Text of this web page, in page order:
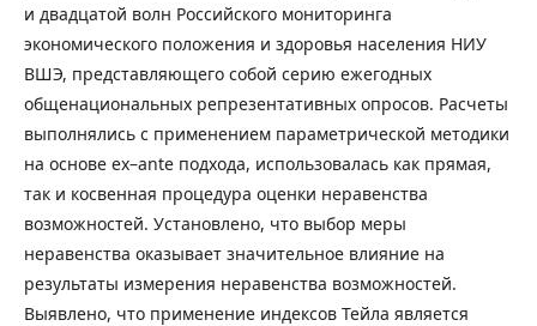
и двадцатой волн Российского мониторинга
экономического положения и здоровья населения НИУ
ВШЭ, представляющего собой серию ежегодных
общенациональных репрезентативных опросов. Расчеты
выполнялись с применением параметрической методики
на основе ex–ante подхода, использовалась как прямая,
так и косвенная процедура оценки неравенства
возможностей. Установлено, что выбор меры
неравенства оказывает значительное влияние на
результаты измерения неравенства возможностей.
Выявлено, что применение индексов Тейла является